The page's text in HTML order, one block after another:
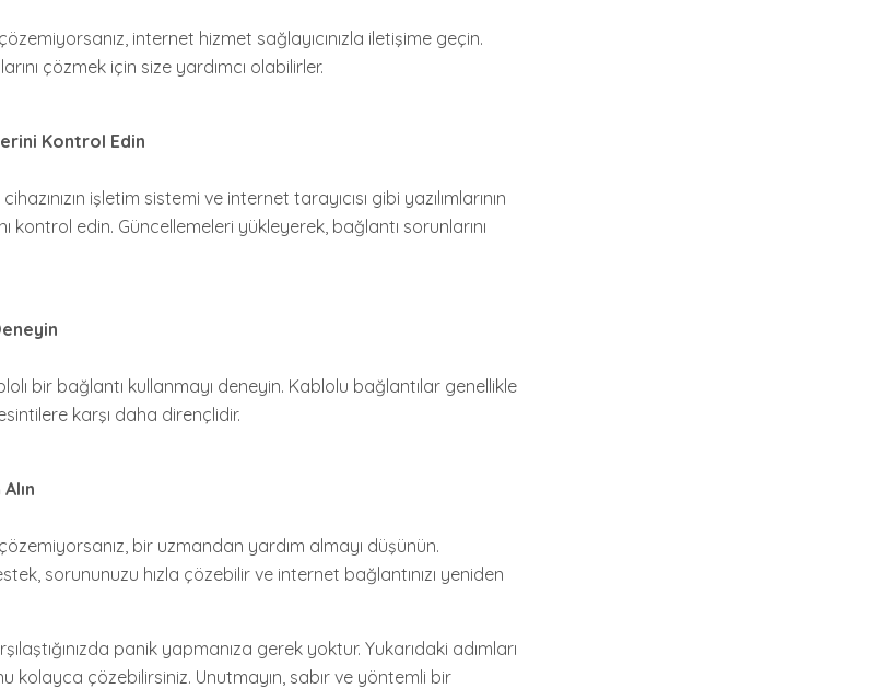
internet hizmet sağlayıcınızla iletişime geçin.
çözmek için size yardımcı olabilirler.
Kontrol Edin
işletim sistemi ve internet tarayıcısı gibi yazılımlarının
kontrol edin. Güncellemeleri yükleyerek, bağlantı sorunlarını
bir bağlantı kullanmayı deneyin. Kablolu bağlantılar genellikle
karşı daha dirençlidir.
çözemiyorsanız, bir uzmandan yardım almayı düşünün.
sorununuzu hızla çözebilir ve internet bağlantınızı yeniden
panik yapmanıza gerek yoktur. Yukarıdaki adımları
kolayca çözebilirsiniz. Unutmayın, sabır ve yöntemli bir